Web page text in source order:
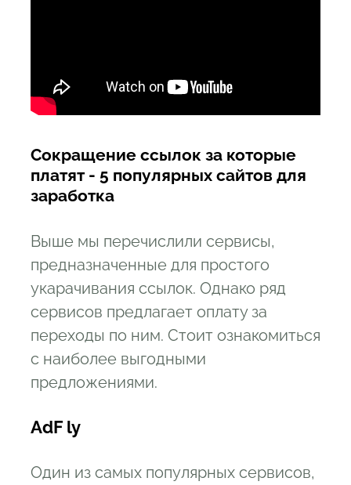
Сокращение ссылок за которые
платят - 5 популярных сайтов для
заработка
Выше мы перечислили сервисы,
предназначенные для простого
укарачивания ссылок. Однако ряд
сервисов предлагает оплату за
переходы по ним. Стоит ознакомиться
с наиболее выгодными
предложениями.
AdF ly
Один из самых популярных сервисов,